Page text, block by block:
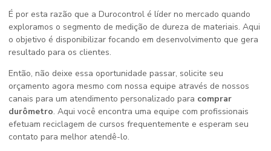
É por esta razão que a Durocontrol é líder no mercado quando
exploramos o segmento de medição de dureza de materiais. Aqui
o objetivo é disponibilizar focando em desenvolvimento que gera
resultado para os clientes.
Então, não deixe essa oportunidade passar, solicite seu
orçamento agora mesmo com nossa equipe através de nossos
canais para um atendimento personalizado para comprar
durômetro. Aqui você encontra uma equipe com profissionais
efetuam reciclagem de cursos frequentemente e esperam seu
contato para melhor atendê-lo.